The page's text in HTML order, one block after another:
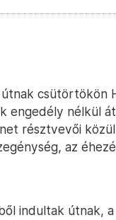
csütörtökön
engedély nélkül
résztvevői
az
indultak útnak,